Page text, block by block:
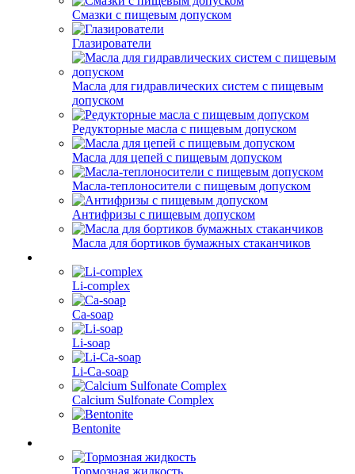
Смазки с пищевым допуском
Глазирователи
Масла для гидравлических систем с пищевым
допуском
Редукторные масла с пищевым допуском
Масла для цепей с пищевым допуском
Масла-теплоносители с пищевым допуском
Антифризы с пищевым допуском
Масла для бортиков бумажных стаканчиков
Li-complex
Ca-soap
Li-soap
Li-Ca-soap
Calcium Sulfonate Complex
Bentonite
Тормозная жидкость